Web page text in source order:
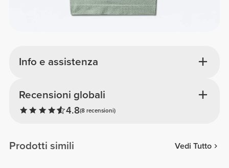
Info e assistenza
Recensioni globali
4.8(8 recensioni)
Prodotti simili Vedi Tutto